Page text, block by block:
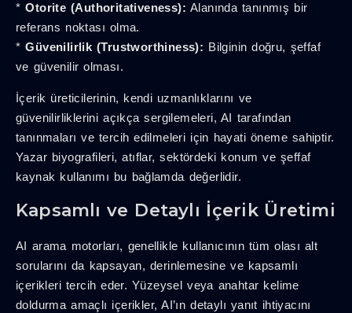
*Otorite (Authoritativeness): Alanında tanınmış bir
referans noktası olma.
*Güvenilirlik (Trustworthiness): Bilginin doğru, şeffaf
ve güvenilir olması.
İçerik üreticilerinin, kendi uzmanlıklarını ve
güvenilirliklerini açıkça sergilemeleri, AI tarafından
tanınmaları ve tercih edilmeleri için hayati öneme sahiptir.
Yazar biyografileri, atıflar, sektördeki konum ve şeffaf
kaynak kullanımı bu bağlamda değerlidir.
Kapsamlı ve Detaylı İçerik Üretimi
AI arama motorları, genellikle kullanıcının tüm olası alt
sorularını da kapsayan, derinlemesine ve kapsamlı
içerikleri tercih eder. Yüzeysel veya anahtar kelime
doldurma amaçlı içerikler, AI’ın detaylı yanıt ihtiyacını